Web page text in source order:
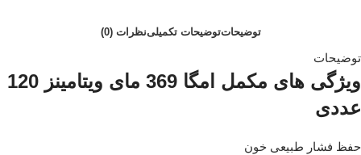
توضیحاتتوضیحات تکمیلینظرات (0)
توضیحات
ویژگی های مکمل امگا 369 مای ویتامینز 120
عددی
حفظ فشار طبیعی خون